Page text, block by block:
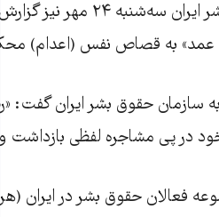
سازمان حقوق بشر
عمد» به قصاص نفس (اعدام)
سازمان حقوق بشر ایران گفت:
در پی مشاجره لفظی